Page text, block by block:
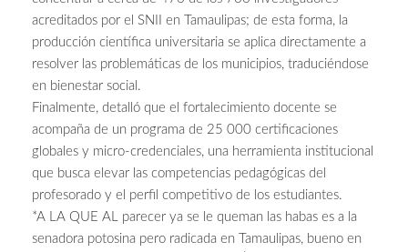
acreditados por el SNII en Tamaulipas; de esta forma, la
producción científica universitaria se aplica directamente a
resolver las problemáticas de los municipios, traduciéndose
en bienestar social.
Finalmente, detalló que el fortalecimiento docente se
acompaña de un programa de 25 000 certificaciones
globales y micro-credenciales, una herramienta institucional
que busca elevar las competencias pedagógicas del
profesorado y el perfil competitivo de los estudiantes.
*A LA QUE AL parecer ya se le queman las habas es a la
senadora potosina pero radicada en Tamaulipas, bueno en